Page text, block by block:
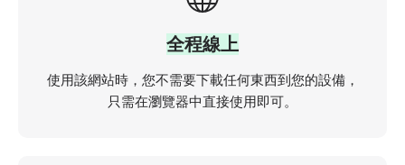
全程線上
使用該網站時，您不需要下載任何東西到您的設備，
只需在瀏覽器中直接使用即可。